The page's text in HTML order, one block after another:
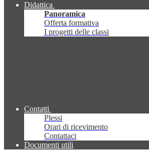
Didattica
Panoramica
Offerta formativa
I progetti delle classi
Contatti
Plessi
Orari di ricevimento
Contattaci
Documenti utili